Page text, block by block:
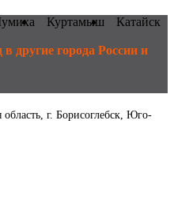
Куртамыш
Катайск
другие города России и
г. Борисоглебск, Юго-